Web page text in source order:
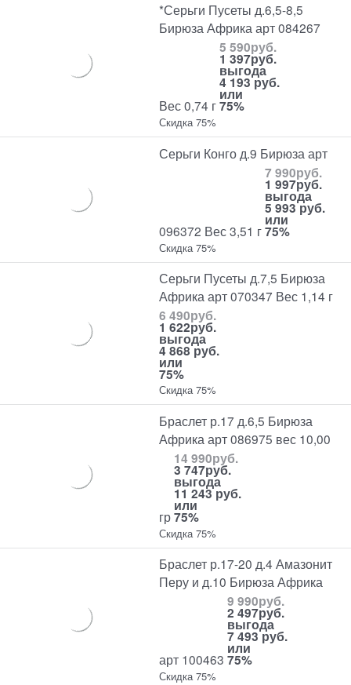
*Серьги Пусеты д.6,5-8,5
Бирюза Африка арт 084267
Вес 0,74 г
5 590руб.
1 397руб.
выгода
4 193 руб.
или
75%
Скидка 75%
Серьги Конго д.9 Бирюза арт
096372 Вес 3,51 г
7 990руб.
1 997руб.
выгода
5 993 руб.
или
75%
Скидка 75%
Серьги Пусеты д.7,5 Бирюза
Африка арт 070347 Вес 1,14 г
6 490руб.
1 622руб.
выгода
4 868 руб.
или
75%
Скидка 75%
Браслет р.17 д.6,5 Бирюза
Африка арт 086975 вес 10,00
гр
14 990руб.
3 747руб.
выгода
11 243 руб.
или
75%
Скидка 75%
Браслет р.17-20 д.4 Амазонит
Перу и д.10 Бирюза Африка
арт 100463
9 990руб.
2 497руб.
выгода
7 493 руб.
или
75%
Скидка 75%